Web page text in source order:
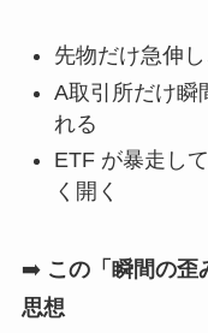
先物だけ急伸
A取引所だけ瞬
れる
ETF が暴走し
く開く
➡️ この「瞬間の歪
思想